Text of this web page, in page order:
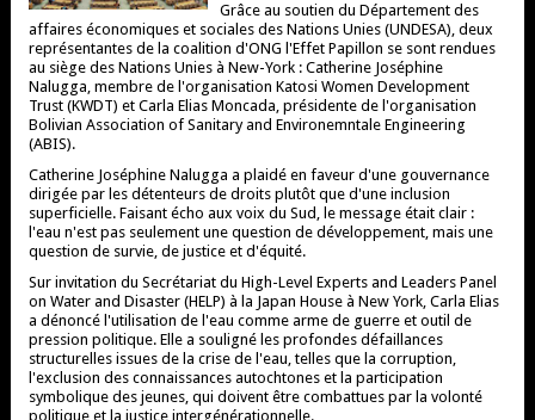
Grâce au soutien du Département des
affaires économiques et sociales des Nations Unies (UNDESA), deux
représentantes de la coalition d'ONG l'Effet Papillon se sont rendues
au siège des Nations Unies à New-York : Catherine Joséphine
Nalugga, membre de l'organisation Katosi Women Development
Trust (KWDT) et Carla Elias Moncada, présidente de l'organisation
Bolivian Association of Sanitary and Environemntale Engineering
(ABIS).
Catherine Joséphine Nalugga a plaidé en faveur d'une gouvernance
dirigée par les détenteurs de droits plutôt que d'une inclusion
superficielle. Faisant écho aux voix du Sud, le message était clair :
l'eau n'est pas seulement une question de développement, mais une
question de survie, de justice et d'équité.
Sur invitation du Secrétariat du High-Level Experts and Leaders Panel
on Water and Disaster (HELP) à la Japan House à New York, Carla Elias
a dénoncé l'utilisation de l'eau comme arme de guerre et outil de
pression politique. Elle a souligné les profondes défaillances
structurelles issues de la crise de l'eau, telles que la corruption,
l'exclusion des connaissances autochtones et la participation
symbolique des jeunes, qui doivent être combattues par la volonté
politique et la justice intergénérationnelle.